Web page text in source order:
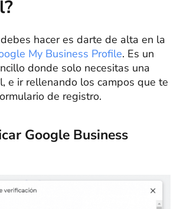
hacer es darte de alta en la
My Business Profile. Es un
donde solo necesitas una
e ir rellenando los campos que te
de registro.
Google Business